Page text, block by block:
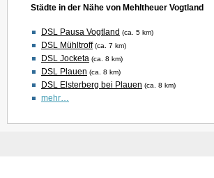
Städte in der Nähe von Mehltheuer Vogtland
DSL Pausa Vogtland (ca. 5 km)
DSL Mühltroff (ca. 7 km)
DSL Jocketa (ca. 8 km)
DSL Plauen (ca. 8 km)
DSL Elsterberg bei Plauen (ca. 8 km)
mehr…